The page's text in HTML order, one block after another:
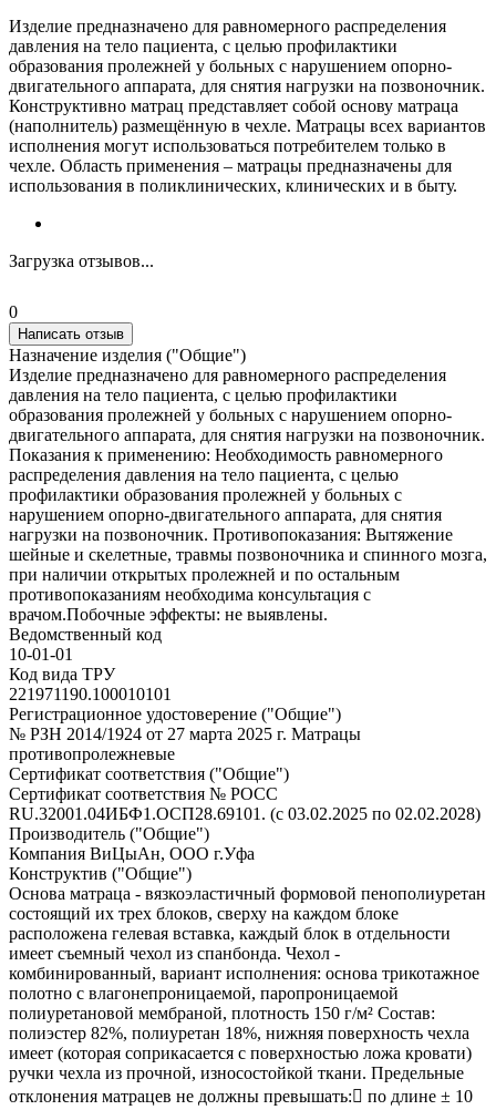
Изделие предназначено для равномерного распределения
давления на тело пациента, с целью профилактики
образования пролежней у больных с нарушением опорно-
двигательного аппарата, для снятия нагрузки на позвоночник.
Конструктивно матрац представляет собой основу матраца
(наполнитель) размещённую в чехле. Матрацы всех вариантов
исполнения могут использоваться потребителем только в
чехле. Область применения – матрацы предназначены для
использования в поликлинических, клинических и в быту.
Загрузка отзывов...
0
Написать отзыв
Назначение изделия ("Общие")
Изделие предназначено для равномерного распределения
давления на тело пациента, с целью профилактики
образования пролежней у больных с нарушением опорно-
двигательного аппарата, для снятия нагрузки на позвоночник.
Показания к применению: Необходимость равномерного
распределения давления на тело пациента, с целью
профилактики образования пролежней у больных с
нарушением опорно-двигательного аппарата, для снятия
нагрузки на позвоночник. Противопоказания: Вытяжение
шейные и скелетные, травмы позвоночника и спинного мозга,
при наличии открытых пролежней и по остальным
противопоказаниям необходима консультация с
врачом.Побочные эффекты: не выявлены.
Ведомственный код
10-01-01
Код вида ТРУ
221971190.100010101
Регистрационное удостоверение ("Общие")
№ РЗН 2014/1924 от 27 марта 2025 г. Матрацы
противопролежневые
Сертификат соответствия ("Общие")
Сертификат соответствия № РОСС
RU.32001.04ИБФ1.ОСП28.69101. (с 03.02.2025 по 02.02.2028)
Производитель ("Общие")
Компания ВиЦыАн, ООО г.Уфа
Конструктив ("Общие")
Основа матраца - вязкоэластичный формовой пенополиуретан
состоящий их трех блоков, сверху на каждом блоке
расположена гелевая вставка, каждый блок в отдельности
имеет съемный чехол из спанбонда. Чехол -
комбинированный, вариант исполнения: основа трикотажное
полотно с влагонепроницаемой, паропроницаемой
полиуретановой мембраной, плотность 150 г/м² Состав:
полиэстер 82%, полиуретан 18%, нижняя поверхность чехла
имеет (которая соприкасается с поверхностью ложа кровати)
ручки чехла из прочной, износостойкой ткани. Предельные
отклонения матрацев не должны превышать: по длине ± 10